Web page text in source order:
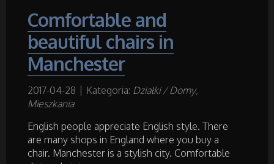
Ogród, Rośliny
Chemia
Art. Spożywcze
Inne Sklepy
Comfortable and
beautiful chairs in
Manchester
2017-04-28 Kategoria: Działki / Domy,
Mieszkania
English people appreciate English style. There
are many shops in England where you buy a
chair. Manchester is a stylish city. Comfortable